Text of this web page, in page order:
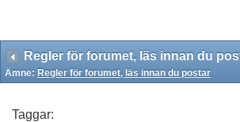
Regler för forumet, läs innan du
Ämne: Regler för forumet, läs innan du postar
Taggar: